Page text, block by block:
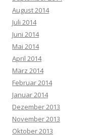
August 2014
Juli 2014
Juni 2014
Mai 2014
April 2014
März 2014
Februar 2014
Januar 2014
Dezember 2013
November 2013
Oktober 2013